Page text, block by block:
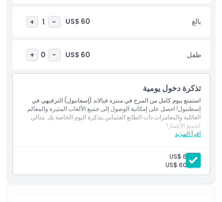
عائلية، أو تسوق رائع، تعدك حديقة فيالاند الترفيهية في إسطنبول بيوم
كامل من الضحك والإثارة وذكريات تبقى مدى الحياة. احجز تذاكرك اليوم
المتضمنات
سياسة الأطفال والبالغين
وقت الالتقاط ووقت التوصيل
بالغ US$ 60
-
1
+
طفل US$ 60
-
0
+
تذكرة دخول يومية
استمتع بيوم كامل من المرح في منتزه فيالاند (إسفانبول) الترفيهي في
إسطنبول! احصل على إمكانية الوصول إلى جميع الألعاب المثيرة والمعالم
العائلية والمغامرات ذات الطابع العثماني بتذكرة اليوم الخاصة بك. مثالي
لجميع الأعمار!
اقرأ المزيد
المتضمنات
الوصول إلى جميع الألعاب والمعالم
جولة بقطار سياحي حول المنتزه
خدمة نقل مكوكية من وإلى المنتزه
بالغ:
US$ 60
طفل: US$ 60